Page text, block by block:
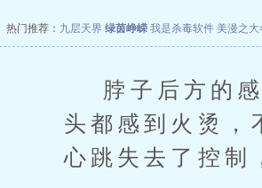
热门推荐： 九层天界 绿茵峥嵘 我是杀毒软件 美漫之大
脖子后方的感
头都感到火烫，
心跳失去了控制